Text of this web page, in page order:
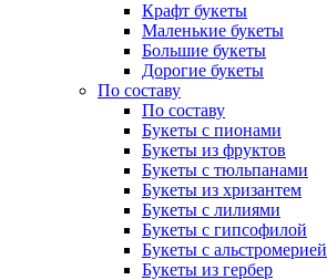
Крафт букеты
Маленькие букеты
Большие букеты
Дорогие букеты
По составу
По составу
Букеты с пионами
Букеты из фруктов
Букеты с тюльпанами
Букеты из хризантем
Букеты с лилиями
Букеты с гипсофилой
Букеты с альстромерией
Букеты из гербер